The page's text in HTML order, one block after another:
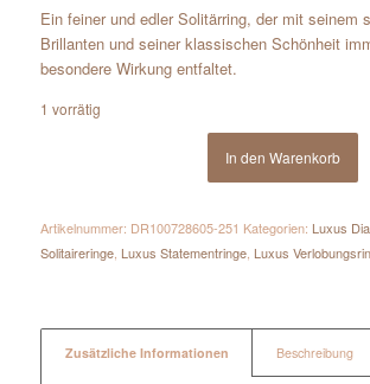
Ein feiner und edler Solitärring, der mit seinem
Brillanten und seiner klassischen Schönheit
besondere Wirkung entfaltet.
1 vorrätig
In den Warenkorb
Artikelnummer: DR100728605-251 Kategorien: Luxus
Solitaireringe, Luxus Statementringe, Luxus
Zusätzliche Informationen Beschreibung